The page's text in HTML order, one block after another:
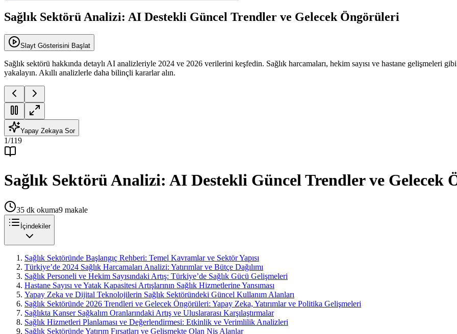
Sağlık Sektörü Analizi: AI Destekli Güncel Trendler ve Gelecek Öngörüleri
Slayt Gösterisini Başlat
Sağlık sektörü hakkında detaylı AI analizleriyle 2024 ve 2026 verilerini keşfedin. Sağlık harcamaları, hekim sayısı ve hastane gelişmeleri
yakalayın. Akıllı analizlerle daha bilinçli kararlar alın.
Yapay Zekaya Sor
1/119
Sağlık Sektörü Analizi: AI Destekli Güncel Trendler ve Gelecek
35 dk okuma9 makale
İçindekiler
Sağlık Sektöründe Başlangıç Rehberi: Temel Kavramlar ve Sektör Yapısı
Türkiye’de 2024 Sağlık Harcamaları Analizi: Yatırımlar ve Bütçe Dağılımı
Sağlık Personeli ve Hekim Sayısındaki Artış: Türkiye’de Sağlık Gücü Gelişmeleri
Hastane Sayısı ve Yatak Kapasitesi Artışlarının Sağlık Hizmetlerine Yansıması
Yapay Zeka ve Dijital Teknolojilerin Sağlık Sektöründeki Güncel Kullanım Alanları
Sağlık Sektöründe 2026 Trendleri ve Gelecek Öngörüleri: Yapay Zeka, Yatırımlar ve Politika Gelişmeleri
Sağlıkta Kanser Sağkalım Oranlarındaki Artış ve Uluslararası Karşılaştırmalar
Sağlık Hizmetleri Planlaması ve Değerlendirmesi: Etkinlik ve Verimlilik Analizleri
Sağlık Sektöründe Yatırım Fırsatları ve Gelişmekte Olan Niş Alanlar